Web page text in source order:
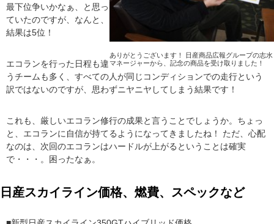
ありがとうございます！ 日産商品広報グループの志水
マネージャーから、記念の商品を受け取りました！
最下位争いかなぁ、と思っ
ていたのですが、なんと、
結果は5位！
エコランを行った日程も違
うチームも多く、すべての人が同じコンディションでの走行という
訳ではないのですが、思わずニヤニヤしてしまう結果です！
これも、厳しいエコラン修行の成果と言うことでしょうか。ちょっ
と、エコランに自信が持てるようになってきましたね！ ただ、心配
なのは、次回のエコランはハードルが上がるということは確実
で・・・。困ったなぁ。
日産スカイライン価格、燃費、スペックなど